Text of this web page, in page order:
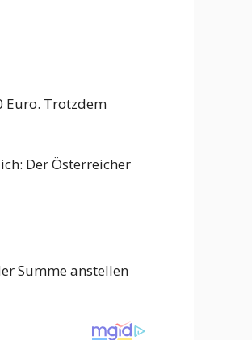
Euro. Trotzdem
Der Österreicher
Summe anstellen